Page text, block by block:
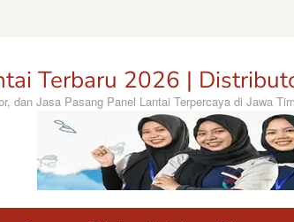
Terbaru 2026 |
dan Jasa Pasang Panel Lantai Terpercaya di Jawa